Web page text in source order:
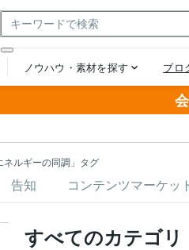
ネルギーの同調」タグ
告知 コンテンツマーケッ
すべてのカテゴリ